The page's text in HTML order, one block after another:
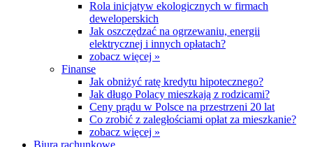
Rola inicjatyw ekologicznych w firmach
deweloperskich
Jak oszczędzać na ogrzewaniu, energii
elektrycznej i innych opłatach?
zobacz więcej »
Finanse
Jak obniżyć ratę kredytu hipotecznego?
Jak długo Polacy mieszkają z rodzicami?
Ceny prądu w Polsce na przestrzeni 20 lat
Co zrobić z zaległościami opłat za mieszkanie?
zobacz więcej »
Biura rachunkowe